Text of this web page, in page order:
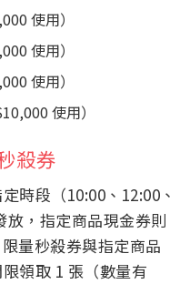
使用）
使用）
使用）
使用）
殺券
時段（10:00、12:00、
放，指定商品現金券則
量秒殺券與指定商品
領取 1 張（數量有